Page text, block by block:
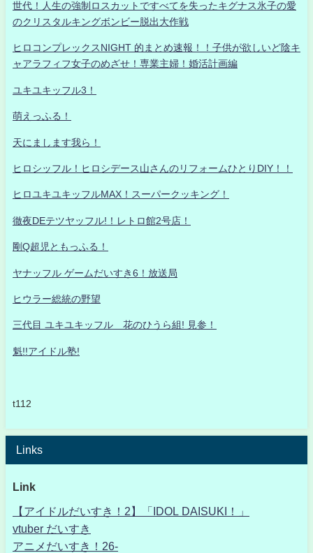
世代！人生の強制ロスカットですべてを失ったキグナス氷子の愛
のクリスタルキングボンビー脱出大作戦
ヒロコンプレックスNIGHT 的まとめ速報！！子供が欲しいど陰キ
ャアラフィフ女子のめざせ！専業主婦！婚活計画編
ユキユキッフル3！
萌えっふる！
天にまします我ら！
ヒロシッフル！ヒロシデース山さんのリフォームひとりDIY！！
ヒロユキユキッフルMAX！スーパークッキング！
徹夜DEテツヤッフル!！レトロ館2号店！
剛Q超児ともっふる！
ヤナッフル ゲームだいすき6！放送局
ヒウラー総統の野望
三代目 ユキユキッフル 花のひうら組! 見参！
魁!!アイドル塾!
t112
Links
Link
【アイドルだいすき！2】「IDOL DAISUKI！」
vtuber だいすき
アニメだいすき！26-